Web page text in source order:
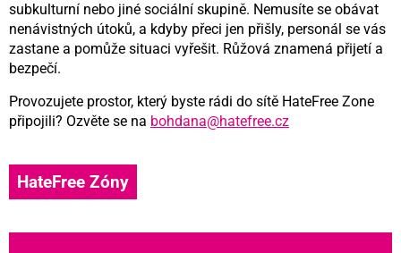
subkulturní nebo jiné sociální skupině. Nemusíte se obávat
nenávistných útoků, a kdyby přeci jen přišly, personál se vás
zastane a pomůže situaci vyřešit. Růžová znamená přijetí a
bezpečí.
Provozujete prostor, který byste rádi do sítě HateFree Zone
připojili? Ozvěte se na bohdana@hatefree.cz
HateFree Zóny